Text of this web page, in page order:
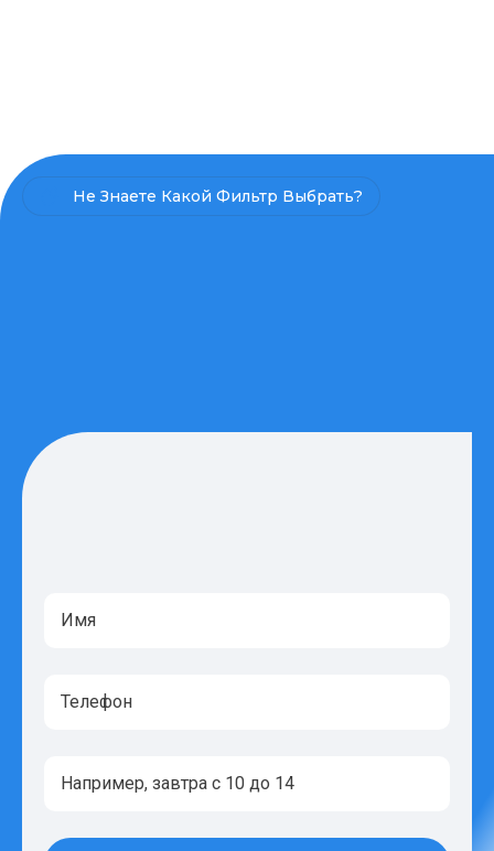
Не Знаете Какой Фильтр Выбрать?